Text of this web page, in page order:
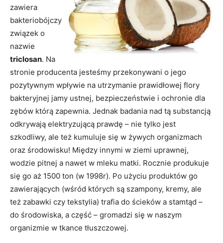
zawiera
bakteriobójczy
związek o
nazwie
triclosan. Na
stronie producenta jesteśmy przekonywani o jego
pozytywnym wpływie na utrzymanie prawidłowej flory
bakteryjnej jamy ustnej, bezpieczeństwie i ochronie dla
zębów którą zapewnia. Jednak badania nad tą substancją
odkrywają elektryzującą prawdę – nie tylko jest
szkodliwy, ale też kumuluje się w żywych organizmach
oraz środowisku! Między innymi w ziemi uprawnej,
wodzie pitnej a nawet w mleku matki. Rocznie produkuje
się go aż 1500 ton (w 1998r). Po użyciu produktów go
zawierających (wśród których są szampony, kremy, ale
też zabawki czy tekstylia) trafia do ścieków a stamtąd –
do środowiska, a część – gromadzi się w naszym
organizmie w tkance tłuszczowej.